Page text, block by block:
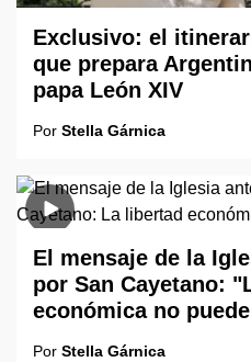
Exclusivo: el
que prepara
papa León XIV
Por Stella Gárnica
El mensaje de la
por San Cayetano:
económica no
Por Stella Gárnica